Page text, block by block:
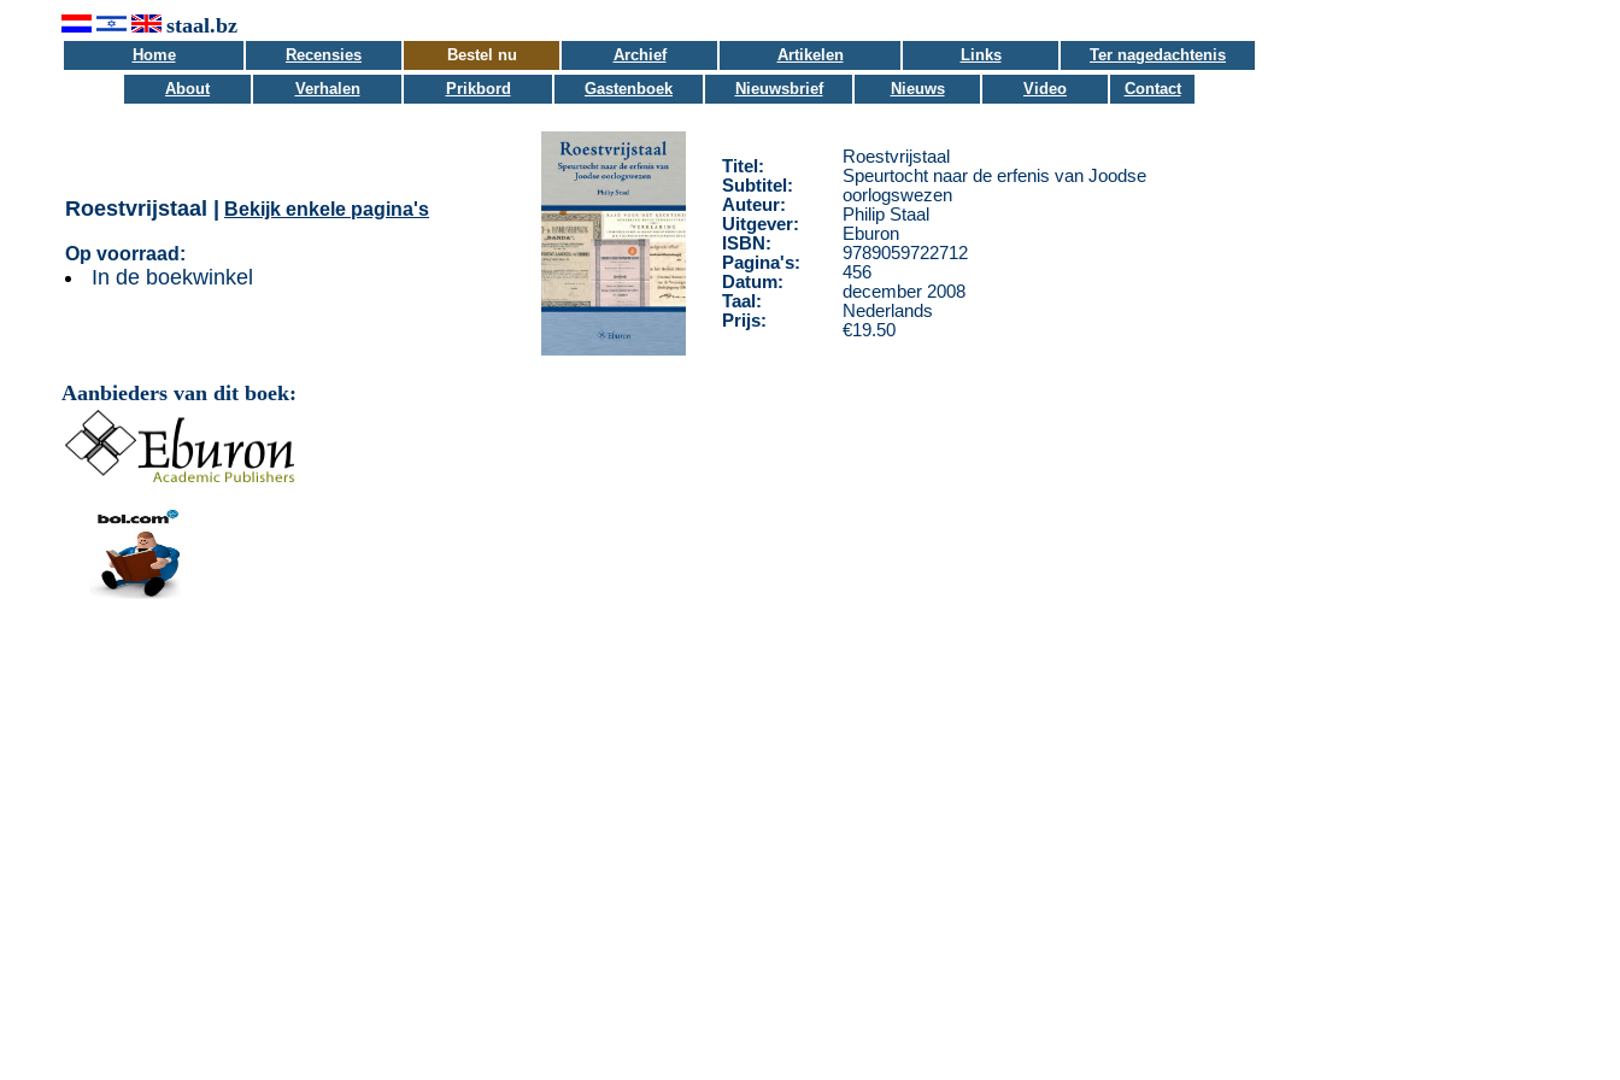
staal.bz
Home Recensies Bestel nu Archief Artikelen Links
Ter nagedachtenis
About
Verhalen Prikbord Gastenboek Nieuwsbrief Nieuws Video Contact
Roestvrijstaal | Bekijk enkele pagina's
Op voorraad:
In de boekwinkel
Titel:
Subtitel:
Auteur:
Uitgever:
ISBN:
Pagina's:
Datum:
Taal:
Prijs:
Roestvrijstaal
Speurtocht naar de erfenis van Joodse
oorlogswezen
Philip Staal
Eburon
9789059722712
456
december 2008
Nederlands
€19.50
Aanbieders van dit boek: